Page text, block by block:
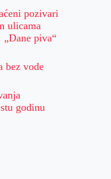
pozivari
ulicama
„Dane piva“
bez vode
godinu